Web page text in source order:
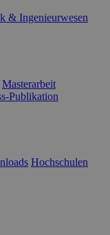
& Ingenieurwesen
Masterarbeit
Publikation
Hochschulen